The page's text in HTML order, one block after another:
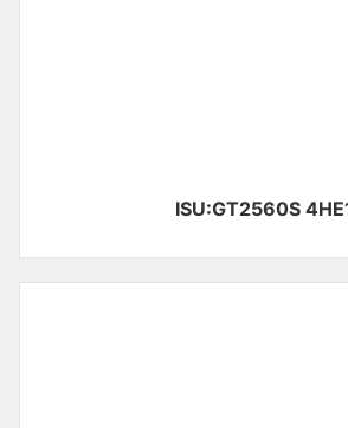
ISU:GT2560S